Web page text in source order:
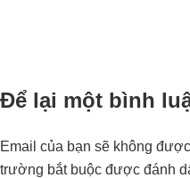
Để lại một bình
Email của bạn sẽ không
trường bắt buộc được đánh